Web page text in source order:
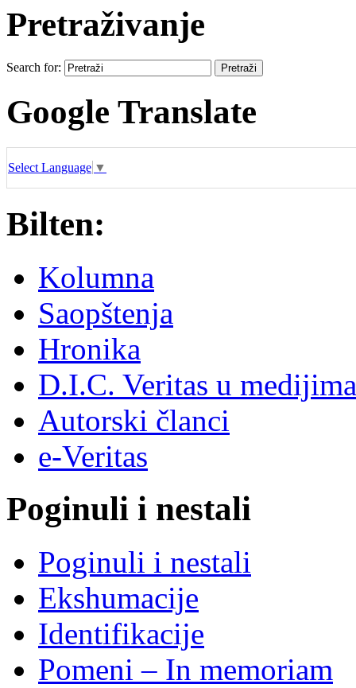
Pretraživanje
Search for:
Google Translate
Select Language ▼
Bilten:
Kolumna
Saopštenja
Hronika
D.I.C. Veritas u medijima
Autorski članci
e-Veritas
Poginuli i nestali
Poginuli i nestali
Ekshumacije
Identifikacije
Pomeni – In memoriam